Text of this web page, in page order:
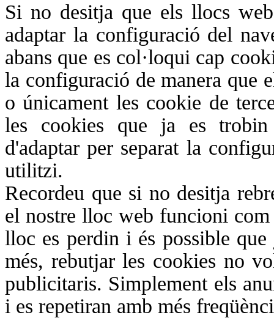
Si no desitja que els llocs
adaptar la configuració del
abans que es col·loqui cap
la configuració de manera que
o únicament les cookie de
les cookies que ja es trobin
d'adaptar per separat la
utilitzi.
Recordeu que si no desitja
el nostre lloc web funcioni
lloc es perdin i és possible
més, rebutjar les cookies no
publicitaris. Simplement els
i es repetiran amb més